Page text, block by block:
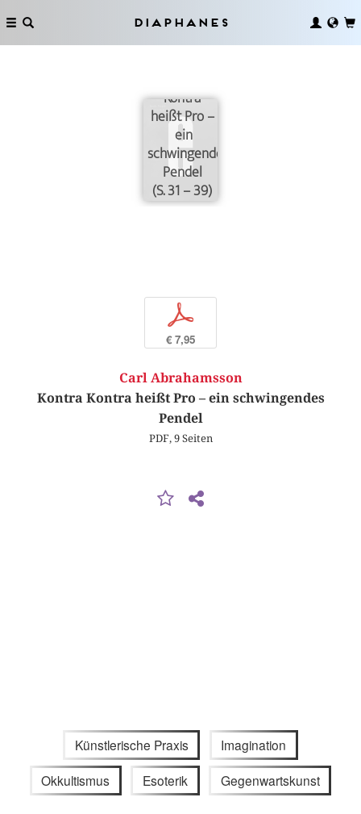
Diaphanes
Kontra
heißt Pro –
ein
schwingendes
Pendel
(S. 31 – 39)
p
€ 7,95
Carl Abrahamsson
Kontra Kontra heißt Pro – ein schwingendes
Pendel
PDF, 9 Seiten
Künstlerische Praxis Imagination
Okkultismus Esoterik Gegenwartskunst